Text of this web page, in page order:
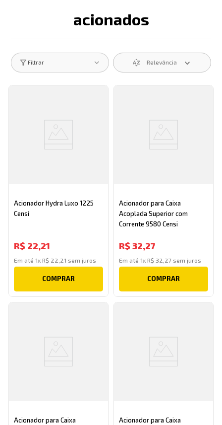
acionados
Descrição search
Filtrar Relevância
Acionador Hydra Luxo 1225
Censi
R$ 22,21
Em até 1xR$ 22 21 sem juros
COMPRAR
Acionador para Caixa
Acoplada Superior com
Corrente 9580 Censi
R$ 32,27
Em até 1x R$ 32 27 sem juros
COMPRAR
Acionador para Caixa
Acionador para Caixa